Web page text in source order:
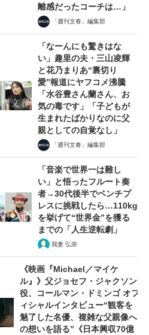
離感だったコーチは…」
「週刊文春」編集部
「なーんにも驚きはな
い」趣里の夫・三山凌輝
と花乃まりあ“裏切り
愛”報道にヤフコメ沸騰
「水谷豊さん蘭さん、お
気の毒です」「子どもが
生まれたばかりなのに父
親としての自覚なし」
「週刊文春」編集部
「音楽で世界一は難し
い」と悟ったフルート奏
者→30代後半でベンチプ
レスに挑戦したら…110kg
を挙げて“世界金”を獲る
までの「人生逆転劇」
我妻 弘崇
《映画『Michael／マイケ
ル』》父ジョセフ・ジャクソン
役、コールマン・ドミンゴ オフ
ィシャルインタビュー“観客を
魅了した名優、複雑な父親像へ
の想いを語る”《日本興収70億